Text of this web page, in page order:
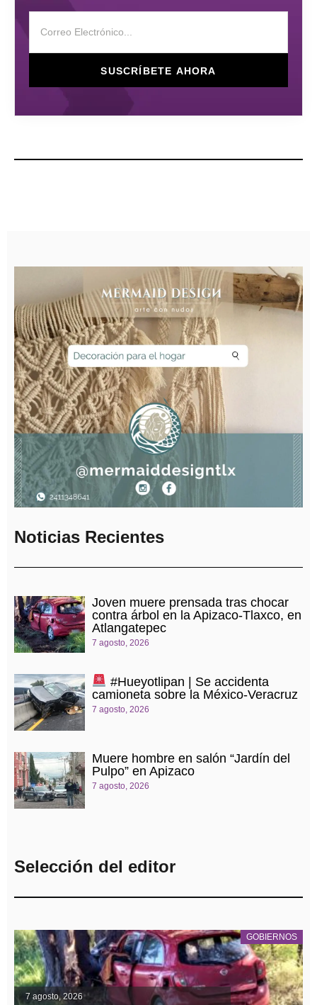
SUSCRÍBETE AHORA
Noticias Recientes
Joven muere prensada tras chocar
contra árbol en la Apizaco-Tlaxco, en
Atlangatepec
7 agosto, 2026
#Hueyotlipan | Se accidenta
camioneta sobre la México-Veracruz
7 agosto, 2026
Muere hombre en salón “Jardín del
Pulpo” en Apizaco
7 agosto, 2026
Selección del editor
GOBIERNOS
7 agosto, 2026